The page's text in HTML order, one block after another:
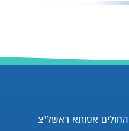
אסותא ראשל”צ